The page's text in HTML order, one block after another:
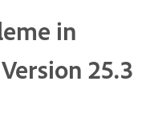
in
25.3